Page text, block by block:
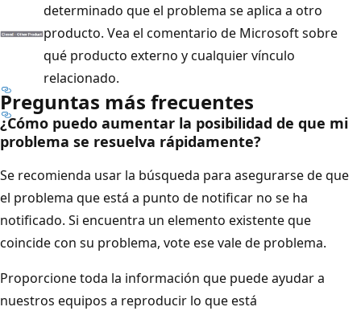
determinado que el problema se aplica a otro
producto. Vea el comentario de Microsoft sobre
qué producto externo y cualquier vínculo
relacionado.
Preguntas más frecuentes
¿Cómo puedo aumentar la posibilidad de que mi
problema se resuelva rápidamente?
Se recomienda usar la búsqueda para asegurarse de que
el problema que está a punto de notificar no se ha
notificado. Si encuentra un elemento existente que
coincide con su problema, vote ese vale de problema.
Proporcione toda la información que puede ayudar a
nuestros equipos a reproducir lo que está